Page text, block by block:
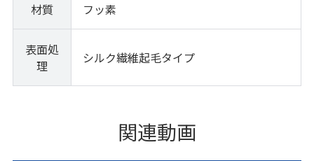
材質 フッ素
表面処
理
シルク繊維起毛タイプ
関連動画